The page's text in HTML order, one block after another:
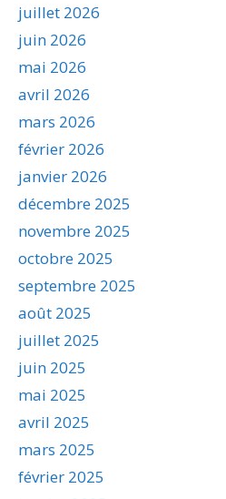
juillet 2026
juin 2026
mai 2026
avril 2026
mars 2026
février 2026
janvier 2026
décembre 2025
novembre 2025
octobre 2025
septembre 2025
août 2025
juillet 2025
juin 2025
mai 2025
avril 2025
mars 2025
février 2025